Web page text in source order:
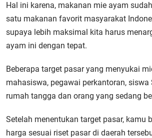
Hal ini karena, makanan mie ayam
satu makanan favorit masyarakat
supaya lebih maksimal kita harus
ayam ini dengan tepat.
Beberapa target pasar yang menyukai
mahasiswa, pegawai perkantoran, siswa
rumah tangga dan orang yang sedang
Setelah menentukan target pasar, kamu
harga sesuai riset pasar di daerah